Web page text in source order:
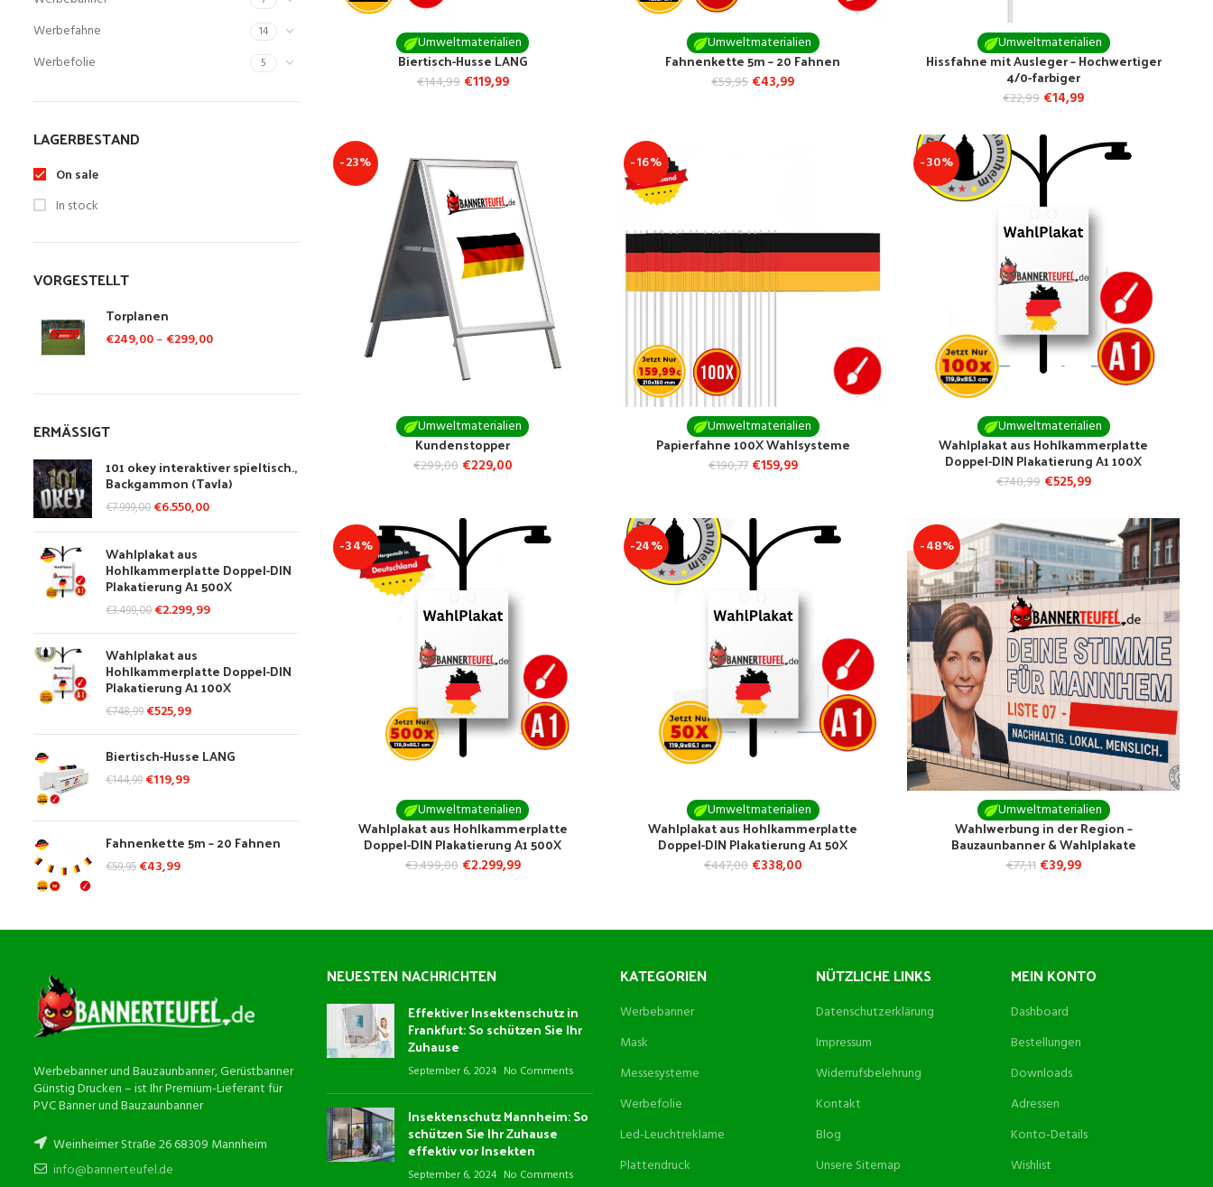
Werbefahne 14
Werbefolie 5
LAGERBESTAND
On sale
In stock
VORGESTELLT
Torplanen
€249,00– €299,00
ERMÄSSIGT
101 okey interaktiver spieltisch.,
Backgammon (Tavla)
€7.999,00 €6.550,00
Wahlplakat aus
Hohlkammerplatte Doppel-DIN
Plakatierung A1 500X
€3.499,00 €2.299,99
Wahlplakat aus
Hohlkammerplatte Doppel-DIN
Plakatierung A1 100X
€748,99 €525,99
Biertisch-Husse LANG
€144,99 €119,99
Fahnenkette 5m – 20 Fahnen
€59,95 €43,99
Umweltmaterialien
Biertisch-Husse LANG
€144,99 €119,99
Umweltmaterialien
Fahnenkette 5m – 20 Fahnen
€59,95 €43,99
Umweltmaterialien
Hissfahne mit Ausleger – Hochwertiger
4/0-farbiger
€22,99 €14,99
-23%
Umweltmaterialien
Kundenstopper
€299,00 €229,00
-16%
Umweltmaterialien
Papierfahne 100X Wahlsysteme
€190,77 €159,99
-30%
Umweltmaterialien
Wahlplakat aus Hohlkammerplatte
Doppel-DIN Plakatierung A1 100X
€748,99 €525,99
-34%
Umweltmaterialien
Wahlplakat aus Hohlkammerplatte
Doppel-DIN Plakatierung A1 500X
€3.499,00 €2.299,99
-24%
Umweltmaterialien
Wahlplakat aus Hohlkammerplatte
Doppel-DIN Plakatierung A1 50X
€447,00 €338,00
-48%
Umweltmaterialien
Wahlwerbung in der Region –
Bauzaunbanner & Wahlplakate
€77,11 €39,99
Werbebanner und Bauzaunbanner, Gerüstbanner
Günstig Drucken – ist Ihr Premium-Lieferant für
PVC Banner und Bauzaunbanner
Weinheimer Straße 26 68309 Mannheim
info@bannerteufel.de
NEUESTEN NACHRICHTEN
Effektiver Insektenschutz in
Frankfurt: So schützen Sie Ihr
Zuhause
September 6, 2024 No Comments
Insektenschutz Mannheim: So
schützen Sie Ihr Zuhause
effektiv vor Insekten
September 6, 2024 No Comments
KATEGORIEN
Werbebanner
Mask
Messesysteme
Werbefolie
Led-Leuchtreklame
Plattendruck
NÜTZLICHE LINKS
Datenschutzerklärung
Impressum
Widerrufsbelehrung
Kontakt
Blog
Unsere Sitemap
MEIN KONTO
Dashboard
Bestellungen
Downloads
Adressen
Konto-Details
Wishlist